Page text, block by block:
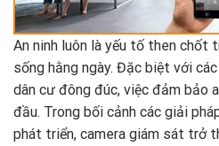
An ninh luôn là yếu tố then chốt
sống hằng ngày. Đặc biệt với
dân cư đông đúc, việc đảm bảo
đầu. Trong bối cảnh các giải
phát triển, camera giám sát trở